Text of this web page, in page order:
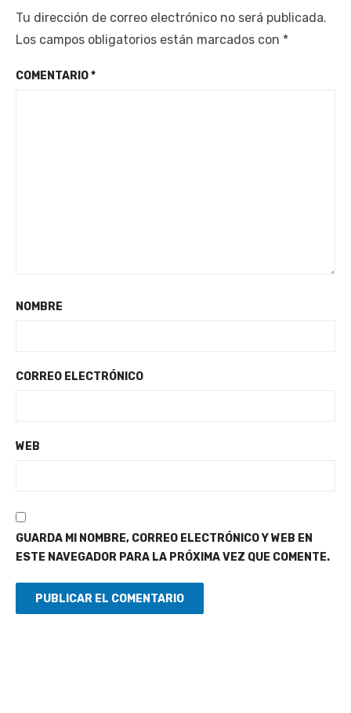
Tu dirección de correo electrónico no será publicada.
Los campos obligatorios están marcados con *
COMENTARIO*
NOMBRE
CORREO ELECTRÓNICO
WEB
GUARDA MI NOMBRE, CORREO ELECTRÓNICO Y WEB EN
ESTE NAVEGADOR PARA LA PRÓXIMA VEZ QUE COMENTE.